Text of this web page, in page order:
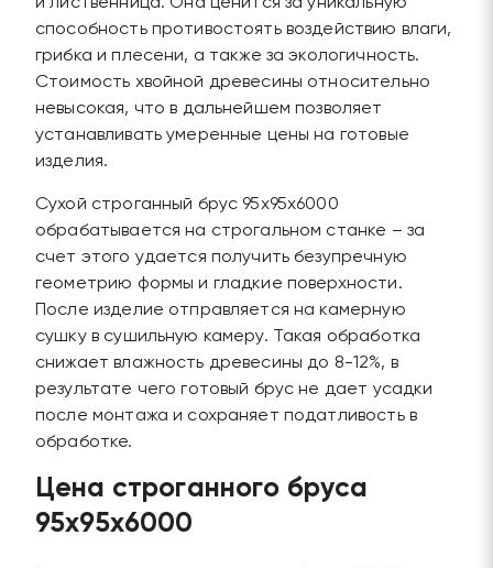
и лиственница. Она ценится за уникальную
способность противостоять воздействию влаги,
грибка и плесени, а также за экологичность.
Стоимость хвойной древесины относительно
невысокая, что в дальнейшем позволяет
устанавливать умеренные цены на готовые
изделия.
Сухой строганный брус 95х95х6000
обрабатывается на строгальном станке – за
счет этого удается получить безупречную
геометрию формы и гладкие поверхности.
После изделие отправляется на камерную
сушку в сушильную камеру. Такая обработка
снижает влажность древесины до 8-12%, в
результате чего готовый брус не дает усадки
после монтажа и сохраняет податливость в
обработке.
Цена строганного бруса
95х95х6000